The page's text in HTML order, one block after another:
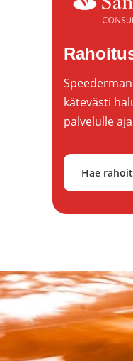
kätevästi
palvelulle
Hae